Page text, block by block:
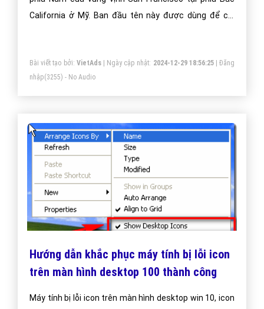
California ở Mỹ. Ban đầu tên này được dùng để chỉ
nhưng sau đó nó trở thành cái tên hoán dụ cho tất cả
các khu thương mại công nghệ cao trong khu vực.
Bài viết tạo bởi: VietAds| Ngày cập nhật: 2024-12-29 18:56:25|Đăng
nhập(3255) - No Audio
Hướng dẫn khắc phục máy tính bị lỗi icon
trên màn hình desktop 100 thành công
Máy tính bị lỗi icon trên màn hình desktop win 10, icon